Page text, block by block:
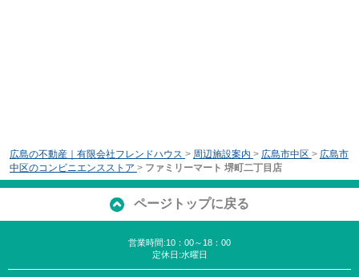
広島の不動産｜有限会社フレンドハウス > 周辺施設案内 > 広島市中区 > 広島市
中区のコンビニエンスストア > ファミリーマート 堺町二丁目店
ページトップに戻る
営業時間:10：00～18：00
定休日:水曜日